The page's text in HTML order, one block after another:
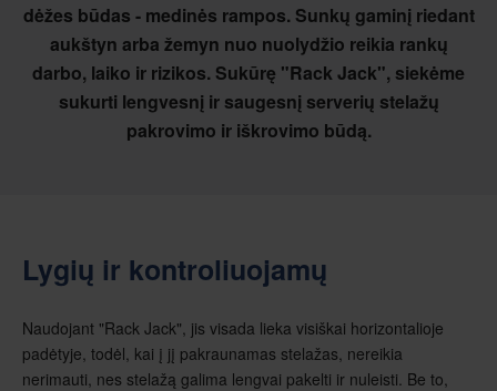
dėžes būdas - medinės rampos. Sunkų gaminį riedant
aukštyn arba žemyn nuo nuolydžio reikia rankų
darbo, laiko ir rizikos. Sukūrę "Rack Jack", siekėme
sukurti lengvesnį ir saugesnį serverių stelažų
pakrovimo ir iškrovimo būdą.
Lygių ir kontroliuojamų
Naudojant "Rack Jack", jis visada lieka visiškai horizontalioje
padėtyje, todėl, kai į jį pakraunamas stelažas, nereikia
nerimauti, nes stelažą galima lengvai pakelti ir nuleisti. Be to,